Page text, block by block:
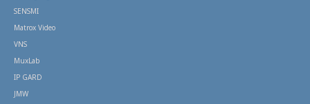
SENSMI
Matrox Video
VNS
MuxLab
IP GARD
JMW